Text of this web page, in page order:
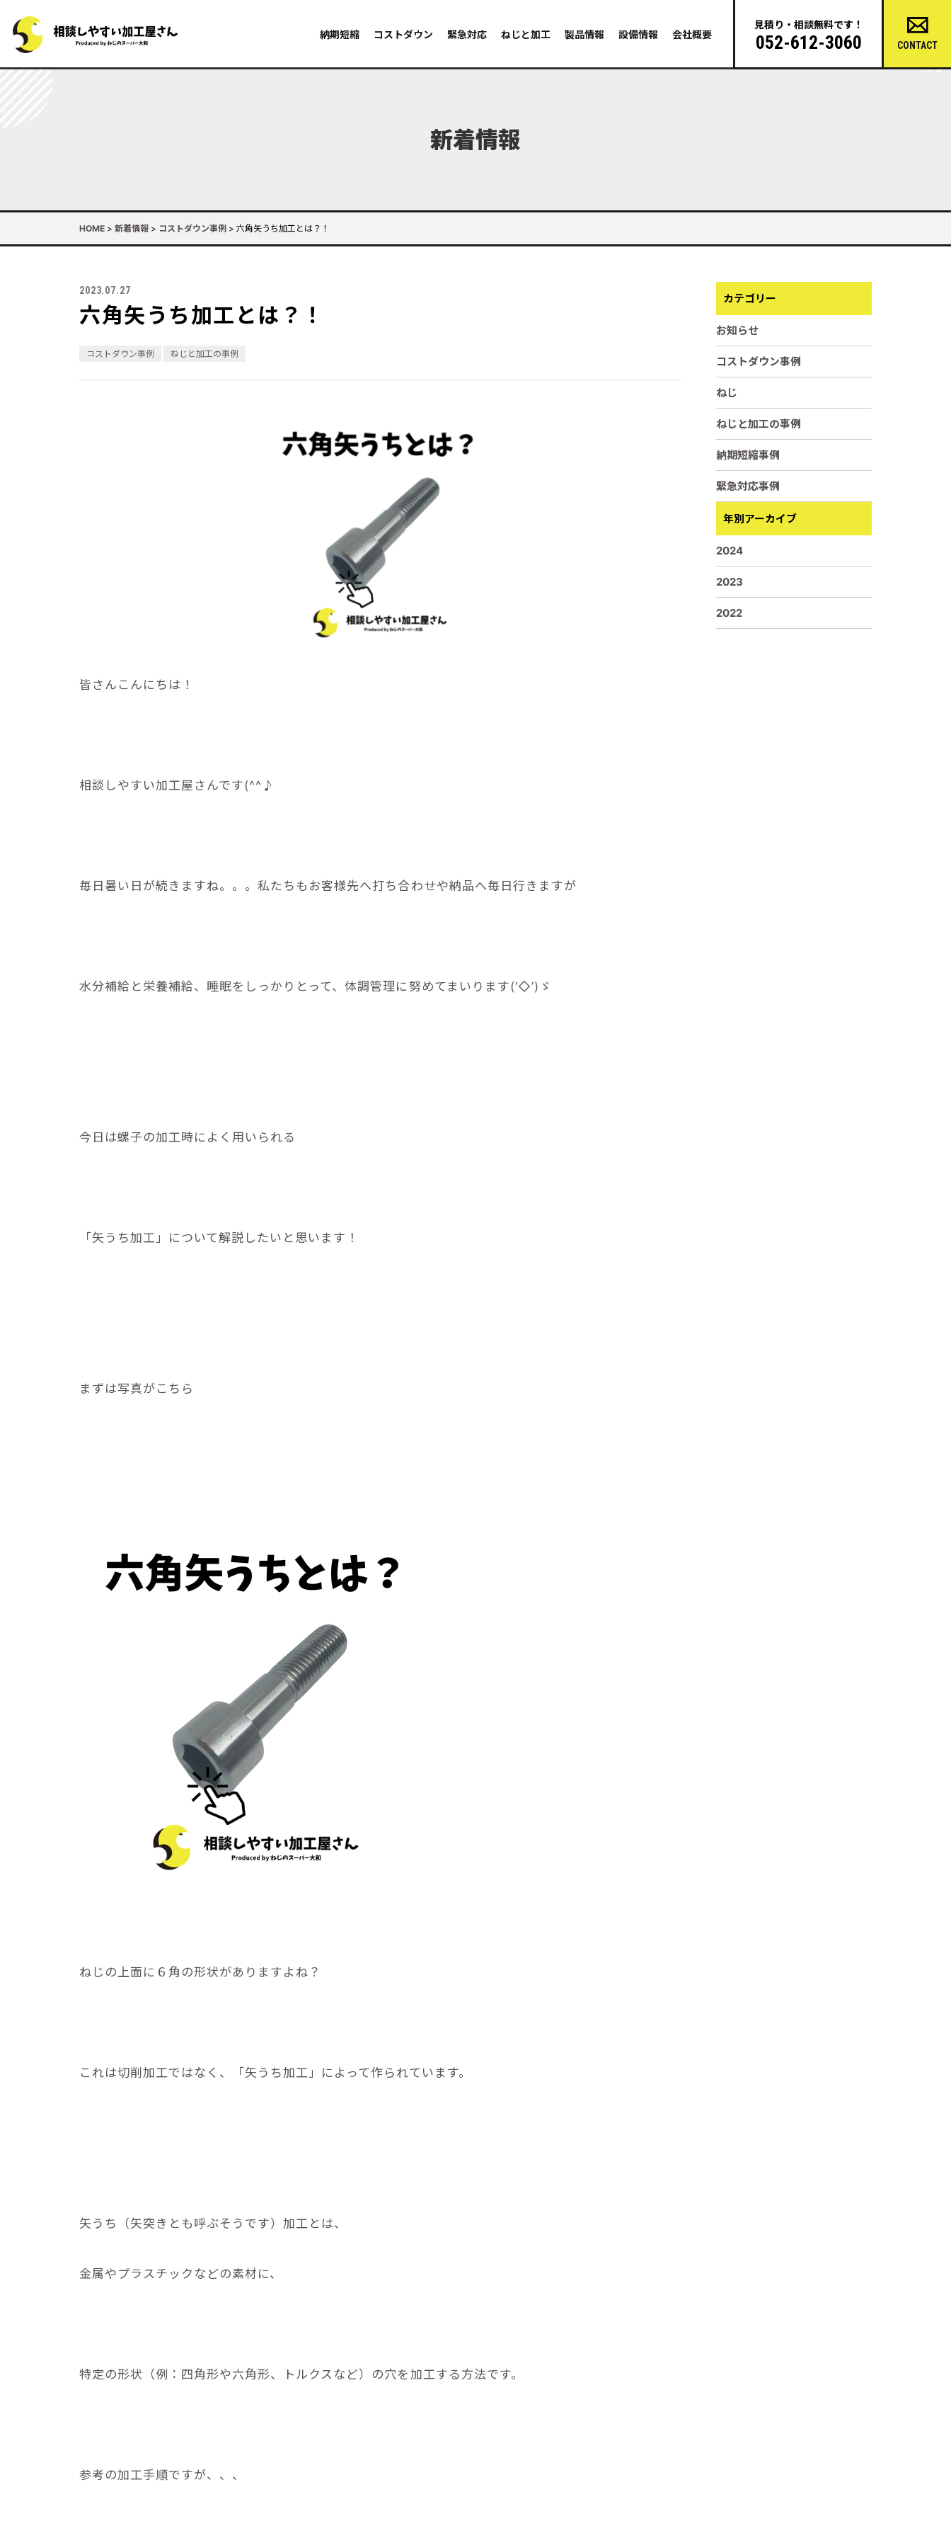
納期短縮 コストダウン 緊急対応 ねじと加工 製品情報 設備情報 会社概要
見積り・相談無料です！
052-612-3060 CONTACT
新着情報
HOME > 新着情報 > コストダウン事例 > 六角矢うち加工とは？！
2023.07.27
六角矢うち加工とは？！
コストダウン事例 ねじと加工の事例
皆さんこんにちは！
相談しやすい加工屋さんです(^^♪
毎日暑い日が続きますね。。。私たちもお客様先へ打ち合わせや納品へ毎日行きますが
水分補給と栄養補給、睡眠をしっかりとって、体調管理に努めてまいります(‘◇’)ゞ
今日は螺子の加工時によく用いられる
「矢うち加工」について解説したいと思います！
まずは写真がこちら
ねじの上面に６角の形状がありますよね？
これは切削加工ではなく、「矢うち加工」によって作られています。
矢うち（矢突きとも呼ぶそうです）加工とは、
金属やプラスチックなどの素材に、
特定の形状（例：四角形や六角形、トルクスなど）の穴を加工する方法です。
参考の加工手順ですが、、、
カテゴリー
お知らせ
コストダウン事例
ねじ
ねじと加工の事例
納期短縮事例
緊急対応事例
年別アーカイブ
2024
2023
2022